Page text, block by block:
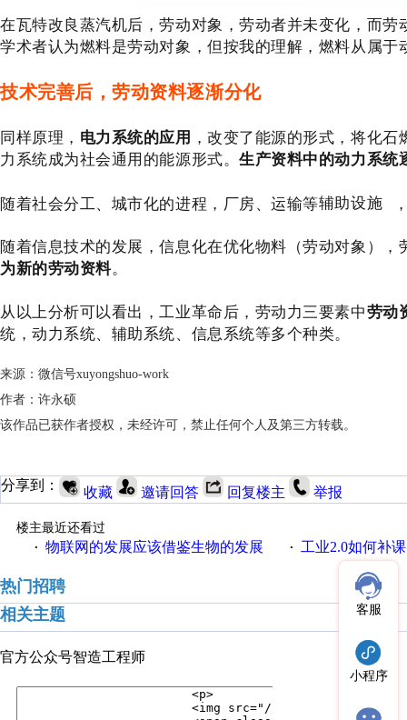
在瓦特改良蒸汽机后，劳动对象，劳动者并未变化，而
学术者认为燃料是劳动对象，但按我的理解，燃料从属于
技术完善后，劳动资料逐渐分化
同样原理， 电力系统的应用 ，改变了能源的形式，将化
力系统成为社会通用的能源形式。生产资料中的动力系统
随着社会分工、城市化的进程，厂房、运输等辅助设施
随着信息技术的发展，信息化在优化物料（劳动对象）
为新的劳动资料。
从以上分析可以看出，工业革命后，劳动力三要素中劳动
统，动力系统、辅助系统、信息系统等多个种类。
来源：微信号xuyongshuo-work
作者：许永硕
该作品已获作者授权，未经许可，禁止任何个人及第三方转载。
分享到： 收藏 邀请回答 回复楼主 举报
楼主最近还看过
· 物联网的发展应该借鉴生物的发展 · 工业2.0如何补课
热门招聘
相关主题
官方公众号智造工程师
客服
小程序